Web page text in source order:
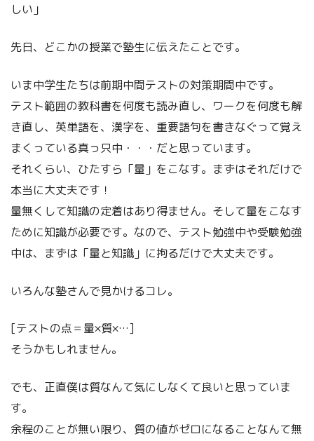
しい」
先日、どこかの授業で塾生に伝えたことです。
いま中学生たちは前期中間テストの対策期間中です。
テスト範囲の教科書を何度も読み直し、ワークを何度も解
き直し、英単語を、漢字を、重要語句を書きなぐって覚え
まくっている真っ只中・・・だと思っています。
それくらい、ひたすら「量」をこなす。まずはそれだけで
本当に大丈夫です！
量無くして知識の定着はあり得ません。そして量をこなす
ために知識が必要です。なので、テスト勉強中や受験勉強
中は、まずは「量と知識」に拘るだけで大丈夫です。
いろんな塾さんで見かけるコレ。
[テストの点＝量×質×…]
そうかもしれません。
でも、正直僕は質なんて気にしなくて良いと思っていま
す。
余程のことが無い限り、質の値がゼロになることなんて無